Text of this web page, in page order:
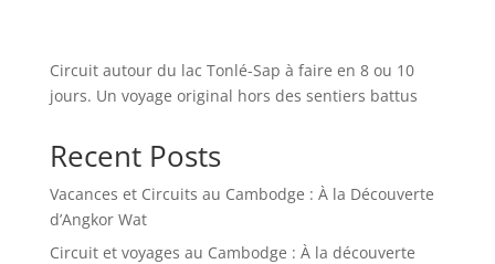
Circuit autour du lac Tonlé-Sap à faire en 8 ou 10
jours. Un voyage original hors des sentiers battus
Recent Posts
Vacances et Circuits au Cambodge : À la Découverte
d’Angkor Wat
Circuit et voyages au Cambodge : À la découverte